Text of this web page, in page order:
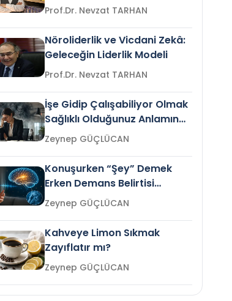
Liderlik”
Prof.Dr. Nevzat TARHAN
Nöroliderlik ve Vicdani Zekâ:
Geleceğin Liderlik Modeli
Prof.Dr. Nevzat TARHAN
İşe Gidip Çalışabiliyor Olmak
Sağlıklı Olduğunuz Anlamına
Gelir mi?Zeynep GÜÇLÜCAN
Konuşurken “Şey” Demek
Erken Demans Belirtisi
Olabilir mi?Zeynep GÜÇLÜCAN
Kahveye Limon Sıkmak
Zayıflatır mı?
Zeynep GÜÇLÜCAN